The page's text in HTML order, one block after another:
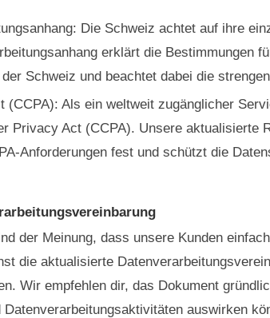
Die Schweiz achtet auf ihre
erklärt die Bestimmungen
Schweiz und beachtet dabei die
(CCPA): Als ein weltweit zugänglicher
Privacy Act (CCPA). Unsere aktualisierte
Anforderungen fest und schützt die
der Meinung, dass unsere Kunden
die aktualisierte
Wir empfehlen dir, das Dokument
auswirken